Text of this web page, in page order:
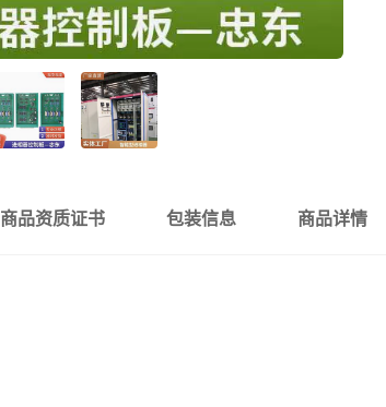
商品资质证书 包装信息 商品详情